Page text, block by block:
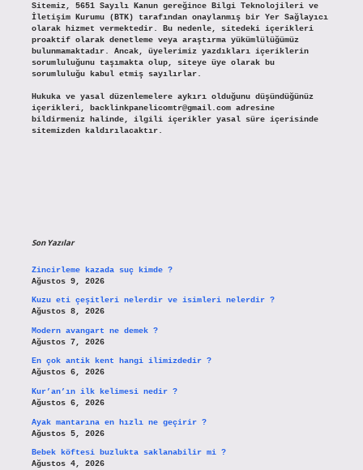
Sitemiz, 5651 Sayılı Kanun gereğince Bilgi Teknolojileri ve
İletişim Kurumu (BTK) tarafından onaylanmış bir Yer Sağlayıcı
olarak hizmet vermektedir. Bu nedenle, sitedeki içerikleri
proaktif olarak denetleme veya araştırma yükümlülüğümüz
bulunmamaktadır. Ancak, üyelerimiz yazdıkları içeriklerin
sorumluluğunu taşımakta olup, siteye üye olarak bu
sorumluluğu kabul etmiş sayılırlar.
Hukuka ve yasal düzenlemelere aykırı olduğunu düşündüğünüz
içerikleri,
backlinkpanelicomtr@gmail.comadresine
bildirmeniz halinde, ilgili içerikler yasal süre içerisinde
sitemizden kaldırılacaktır.
Son Yazılar
Zincirleme kazada suç kimde ?
Ağustos 9, 2026
Kuzu eti çeşitleri nelerdir ve isimleri nelerdir ?
Ağustos 8, 2026
Modern avangart ne demek ?
Ağustos 7, 2026
En çok antik kent hangi ilimizdedir ?
Ağustos 6, 2026
Kur’an’ın ilk kelimesi nedir ?
Ağustos 6, 2026
Ayak mantarına en hızlı ne geçirir ?
Ağustos 5, 2026
Bebek köftesi buzlukta saklanabilir mi ?
Ağustos 4, 2026